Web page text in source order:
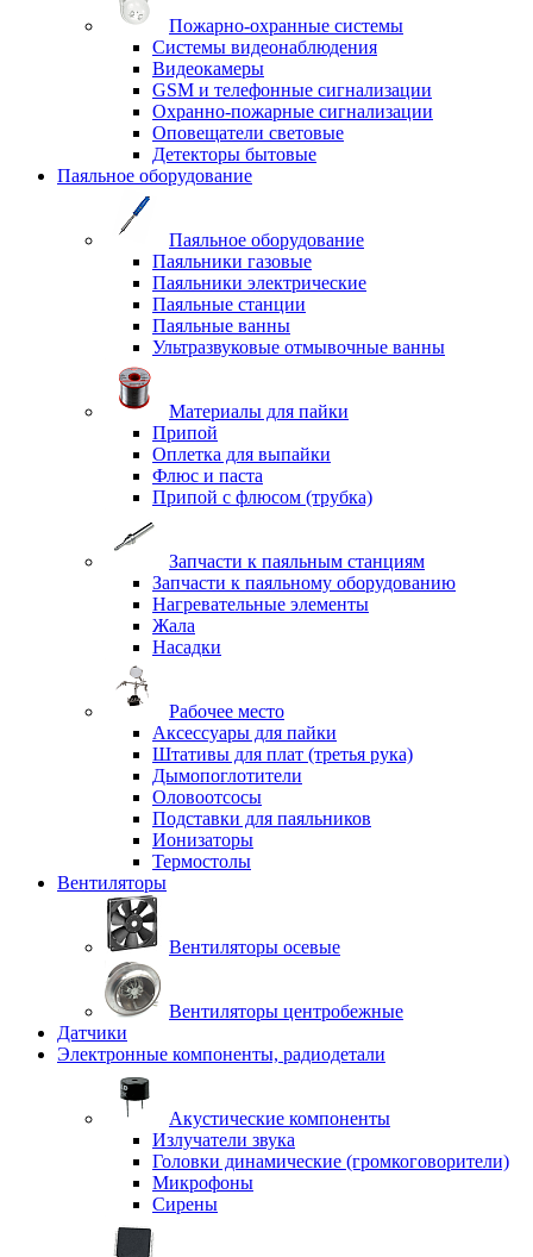
Пожарно-охранные системы
Системы видеонаблюдения
Видеокамеры
GSM и телефонные сигнализации
Охранно-пожарные сигнализации
Оповещатели световые
Детекторы бытовые
Паяльное оборудование
Паяльное оборудование
Паяльники газовые
Паяльники электрические
Паяльные станции
Паяльные ванны
Ультразвуковые отмывочные ванны
Материалы для пайки
Припой
Оплетка для выпайки
Флюс и паста
Припой с флюсом (трубка)
Запчасти к паяльным станциям
Запчасти к паяльному оборудованию
Нагревательные элементы
Жала
Насадки
Рабочее место
Аксессуары для пайки
Штативы для плат (третья рука)
Дымопоглотители
Оловоотсосы
Подставки для паяльников
Ионизаторы
Термостолы
Вентиляторы
Вентиляторы осевые
Вентиляторы центробежные
Датчики
Электронные компоненты, радиодетали
Акустические компоненты
Излучатели звука
Головки динамические (громкоговорители)
Микрофоны
Сирены